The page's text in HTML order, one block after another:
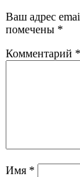
Ваш адрес
помечены *
Комментарий *
Имя *